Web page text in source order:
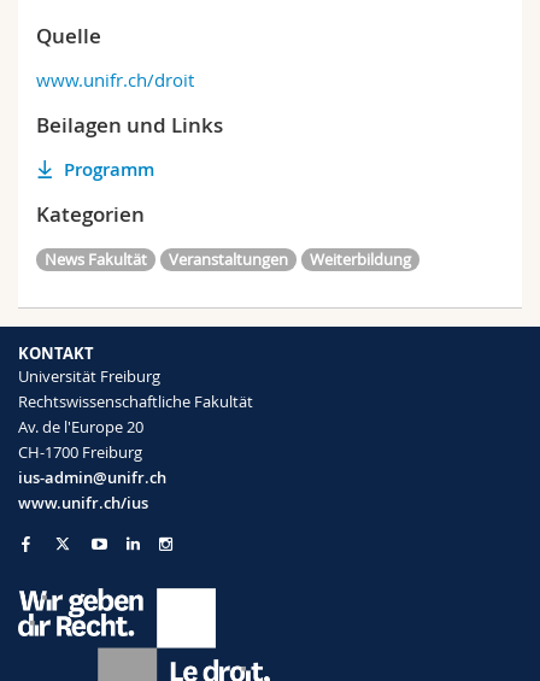
Quelle
www.unifr.ch/droit
Beilagen und Links
Programm
Kategorien
News Fakultät Veranstaltungen Weiterbildung
KONTAKT
Universität Freiburg
Rechtswissenschaftliche Fakultät
Av. de l'Europe 20
CH-1700 Freiburg
ius-admin@unifr.ch
www.unifr.ch/ius